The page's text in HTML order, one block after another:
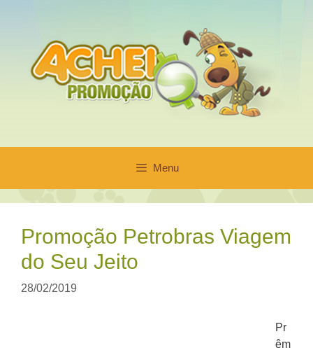
conteúdo
Menu
Promoção Petrobras Viagem
do Seu Jeito
28/02/2019
Pr
êm